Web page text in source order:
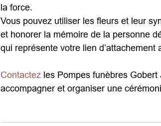
la force.
Vous pouvez utiliser les fleurs et leur
et honorer la mémoire de la personne
qui représente votre lien d’attachement
Contactez les Pompes funèbres
accompagner et organiser une